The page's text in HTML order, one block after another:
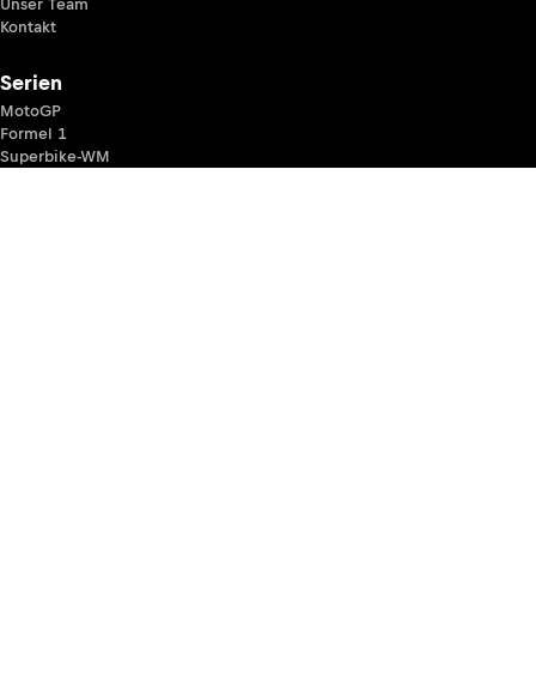
Unser Team
Kontakt
Serien
MotoGP
Formel 1
Superbike-WM